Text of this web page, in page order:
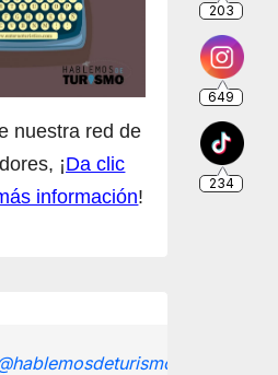
nuestra red de
¡Da clic
información!